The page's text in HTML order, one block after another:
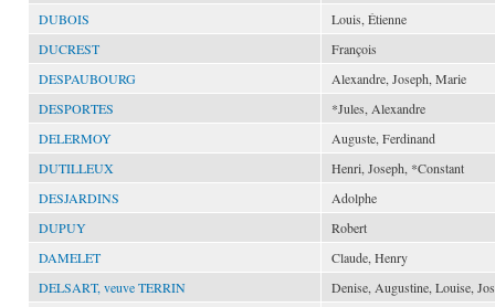
DUBOIS
Louis, Étienne
DUCREST
François
DESPAUBOURG
Alexandre, Joseph, Marie
DESPORTES
*Jules, Alexandre
DELERMOY
Auguste, Ferdinand
DUTILLEUX
Henri, Joseph, *Constant
DESJARDINS
Adolphe
DUPUY
Robert
DAMELET
Claude, Henry
DELSART, veuve TERRIN
Denise, Augustine, Louise,